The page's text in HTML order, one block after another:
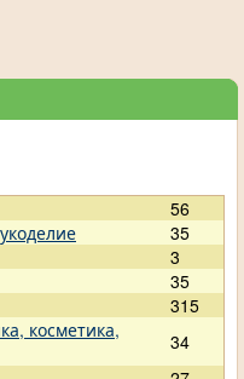
56
35
3
35
315
косметика,
34